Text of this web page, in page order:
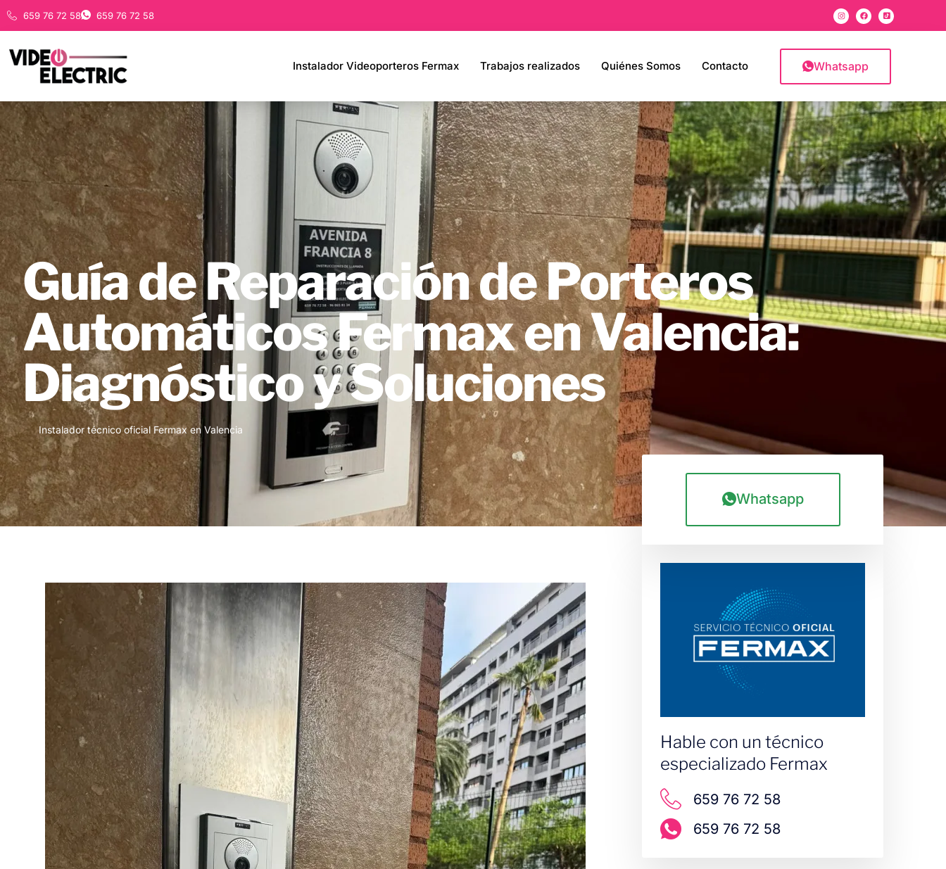
659 76 72 58 659 76 72 58
Instalador Videoporteros Fermax Trabajos realizados Quiénes Somos Contacto Whatsapp
Guía de Reparación de Porteros
Automáticos Fermax en Valencia:
Diagnóstico y Soluciones
Instalador técnico oficial Fermax en Valencia
Whatsapp
Hable con un técnico
especializado Fermax
659 76 72 58
659 76 72 58